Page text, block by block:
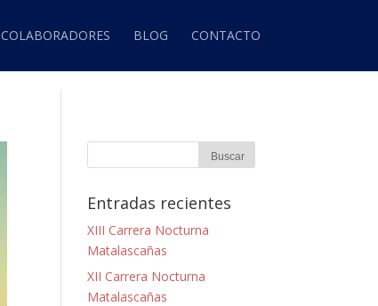
COLABORADORES BLOG CONTACTO
Entradas recientes
XIII Carrera Nocturna
Matalascañas
XII Carrera Nocturna
Matalascañas